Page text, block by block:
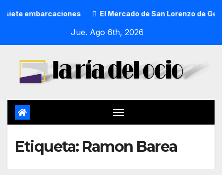
embarcaciones El Mercado de San Lorenzo de
Jue. Ago 6th, 2026
Etiqueta: Ramon Barea